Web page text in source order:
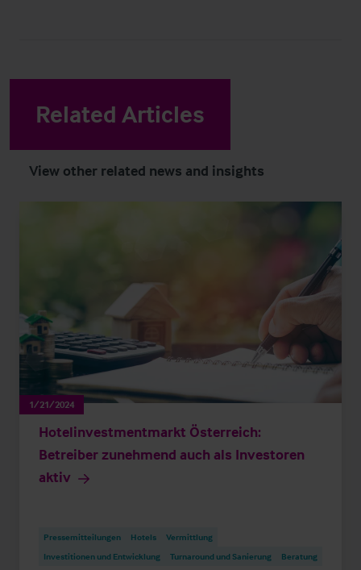
Related Articles
View other related news and insights
1/21/2024
Hotelinvestmentmarkt Österreich:
Betreiber zunehmend auch als Investoren
aktiv
Pressemitteilungen Hotels
Vermittlung
Investitionen und Entwicklung
Turnaround und Sanierung Beratung